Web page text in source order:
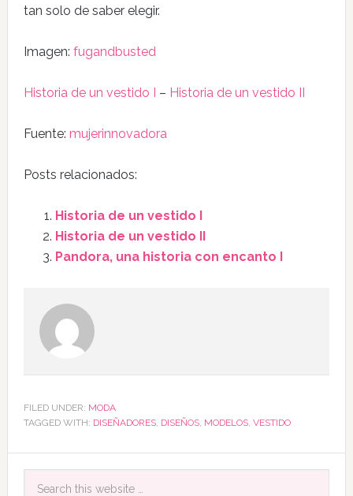
tan solo de saber elegir.
Imagen: fugandbusted
Historia de un vestido I – Historia de un vestido II
Fuente: mujerinnovadora
Posts relacionados:
Historia de un vestido I
Historia de un vestido II
Pandora, una historia con encanto I
FILED UNDER: MODA
TAGGED WITH: DISEÑADORES, DISEÑOS, MODELOS, VESTIDO